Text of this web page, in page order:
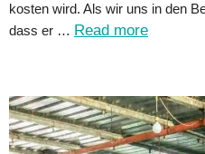
kosten wird. Als wir uns in den
dass er … Read more